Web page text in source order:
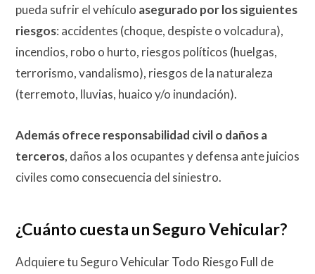
pueda sufrir el vehículo asegurado por los siguientes
riesgos: accidentes (choque, despiste o volcadura),
incendios, robo o hurto, riesgos políticos (huelgas,
terrorismo, vandalismo), riesgos de la naturaleza
(terremoto, lluvias, huaico y/o inundación).
Además ofrece responsabilidad civil o daños a
terceros, daños a los ocupantes y defensa ante juicios
civiles como consecuencia del siniestro.
¿Cuánto cuesta un Seguro Vehicular?
Adquiere tu Seguro Vehicular Todo Riesgo Full de